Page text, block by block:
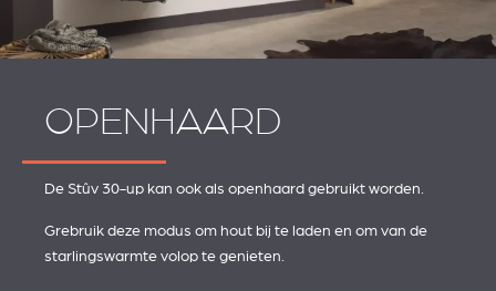
OPENHAARD
De Stûv 30-up kan ook als openhaard gebruikt worden.
Grebruik deze modus om hout bij te laden en om van de
starlingswarmte volop te genieten.